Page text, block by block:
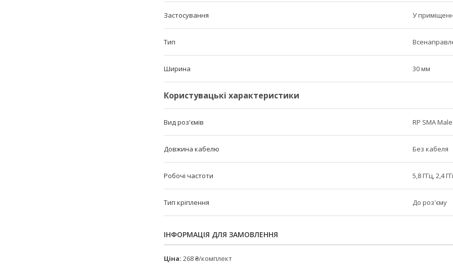
Застосування У
Тип
Ширина 30 мм
Користувацькі характеристики
Вид роз'ємів RP SMA Male
Довжина кабелю Без кабеля
Робочі частоти 5,8 ГГц, 2,4
Тип кріплення До роз'єму
ІНФОРМАЦІЯ ДЛЯ ЗАМОВЛЕННЯ
Ціна: 268 ₴/комплект